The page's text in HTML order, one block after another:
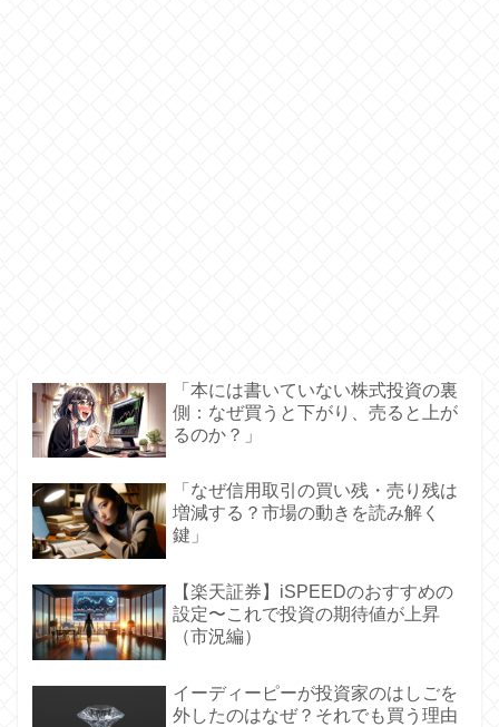
「本には書いていない株式投資の裏
側：なぜ買うと下がり、売ると上が
るのか？」
「なぜ信用取引の買い残・売り残は
増減する？市場の動きを読み解く
鍵」
【楽天証券】iSPEEDのおすすめの
設定〜これで投資の期待値が上昇
（市況編）
イーディーピーが投資家のはしごを
外したのはなぜ？それでも買う理由